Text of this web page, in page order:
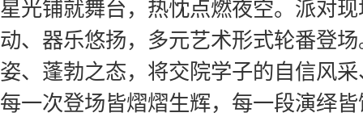
星光铺就舞台，热忱点燃夜空。派对
动、器乐悠扬，多元艺术形式轮番登
姿、蓬勃之态，将交院学子的自信风
每一次登场皆熠熠生辉，每一段演绎